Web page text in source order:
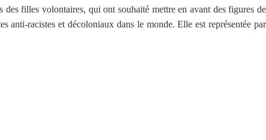
filles volontaires, qui ont souhaité mettre en avant des figures de
anti-racistes et décoloniaux dans le monde. Elle est représentée par